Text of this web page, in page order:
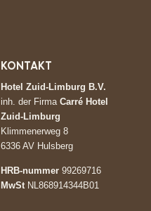
KONTAKT
Hotel Zuid-Limburg B.V.
inh. der Firma Carré Hotel
Zuid-Limburg
Klimmenerweg 8
6336 AV Hulsberg
HRB-nummer 99269716
MwStNL868914344B01